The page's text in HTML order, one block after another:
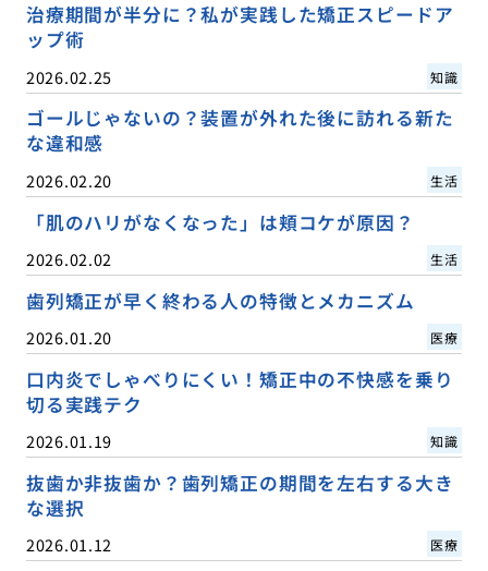
治療期間が半分に？私が実践した矯正スピードア
ップ術
2026.02.25 知識
ゴールじゃないの？装置が外れた後に訪れる新た
な違和感
2026.02.20 生活
「肌のハリがなくなった」は頬コケが原因？
2026.02.02 生活
歯列矯正が早く終わる人の特徴とメカニズム
2026.01.20 医療
口内炎でしゃべりにくい！矯正中の不快感を乗り
切る実践テク
2026.01.19 知識
抜歯か非抜歯か？歯列矯正の期間を左右する大き
な選択
2026.01.12 医療